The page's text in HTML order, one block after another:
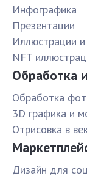
Инфографика
Презентации
Иллюстрации и
NFT
Обработка
Обработка
3D графика и
Отрисовка в
Дизайн для